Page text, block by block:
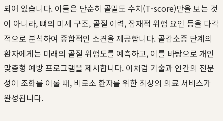
되어 있습니다. 이들은 단순히 골밀도 수치(T-score)만을 보는 것
이 아니라, 뼈의 미세 구조, 골절 이력, 잠재적 위험 요인 등을 다각
적으로 분석하여 종합적인 소견을 제공합니다. 골감소증 단계의
환자에게는 미래의 골절 위험도를 예측하고, 이를 바탕으로 개인
맞춤형 예방 프로그램을 제시합니다. 이처럼 기술과 인간의 전문
성이 조화를 이룰 때, 비로소 환자를 위한 최상의 의료 서비스가
완성됩니다.